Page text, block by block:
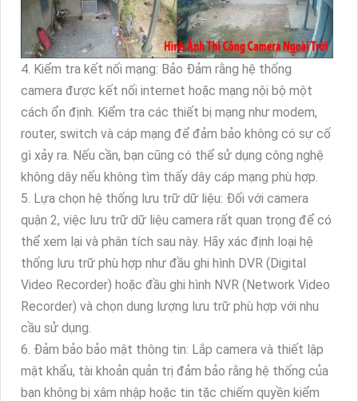
4. Kiểm tra kết nối mạng: Bảo Đảm rằng hệ thống
camera được kết nối internet hoặc mạng nội bộ một
cách ổn định. Kiểm tra các thiết bị mạng như modem,
router, switch và cáp mạng để đảm bảo không có sự cố
gì xảy ra. Nếu cần, bạn cũng có thể sử dụng công nghệ
không dây nếu không tìm thấy dây cáp mạng phù hợp.
5. Lựa chọn hệ thống lưu trữ dữ liệu: Đối với camera
quận 2, việc lưu trữ dữ liệu camera rất quan trọng để có
thể xem lại và phân tích sau này. Hãy xác định loại hệ
thống lưu trữ phù hợp như đầu ghi hình DVR (Digital
Video Recorder) hoặc đầu ghi hình NVR (Network Video
Recorder) và chọn dung lượng lưu trữ phù hợp với nhu
cầu sử dụng.
6. Đảm bảo bảo mật thông tin: Lắp camera và thiết lập
mật khẩu, tài khoản quản trị đảm bảo rằng hệ thống của
bạn không bị xâm nhập hoặc tin tặc chiếm quyền kiểm